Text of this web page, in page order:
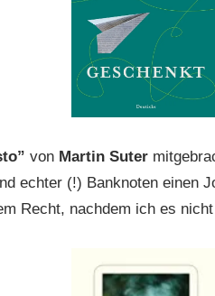
vonMartin Suter
echter (!) Banknoten einen
Recht, nachdem ich es